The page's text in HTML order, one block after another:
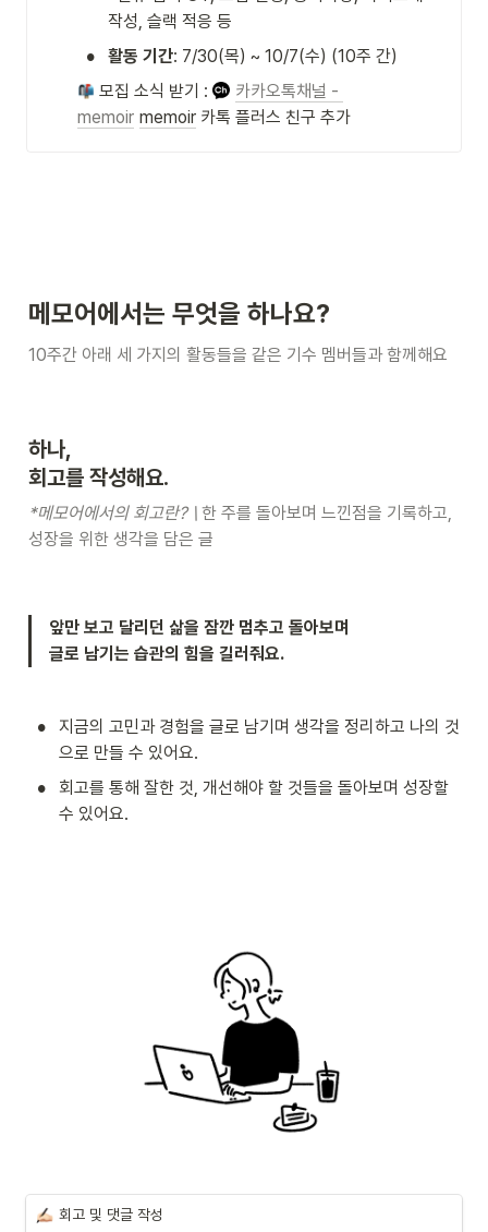
작성, 슬랙 적응 등
• 활동 기간: 7/30(목) ~ 10/7(수) (10주 간)
모집 소식 받기 :
카카오톡채널 -
memoir memoir 카톡 플러스 친구 추가
메모어에서는 무엇을 하나요?
10주간 아래 세 가지의 활동들을 같은 기수 멤버들과 함께해요
하나,
회고를 작성해요.
*메모어에서의 회고란? \ 한 주를 돌아보며 느낀점을 기록하고,
성장을 위한 생각을 담은 글
앞만 보고 달리던 삶을 잠깐 멈추고 돌아보며
글로 남기는 습관의 힘을 길러줘요.
•
지금의 고민과 경험을 글로 남기며 생각을 정리하고 나의 것
으로 만들 수 있어요.
•
회고를 통해 잘한 것, 개선해야 할 것들을 돌아보며 성장할
수 있어요.
회고 및 댓글 작성